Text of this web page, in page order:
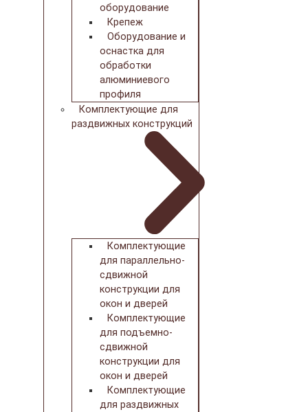
оборудование
Крепеж
Оборудование и
оснастка для
обработки
алюминиевого
профиля
Комплектующие для
раздвижных конструкций
Комплектующие
для параллельно-
сдвижной
конструкции для
окон и дверей
Комплектующие
для подъемно-
сдвижной
конструкции для
окон и дверей
Комплектующие
для раздвижных